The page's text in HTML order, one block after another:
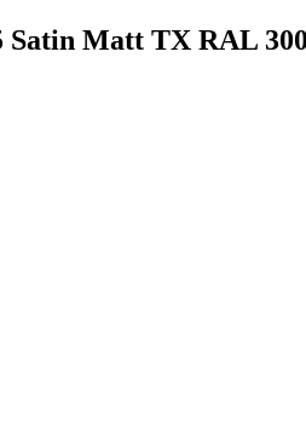
Satin Matt TX RAL